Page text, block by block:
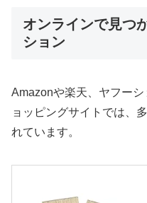
オンラインで見つ
ション
Amazonや楽天、ヤフー
ョッピングサイトでは、
れています。